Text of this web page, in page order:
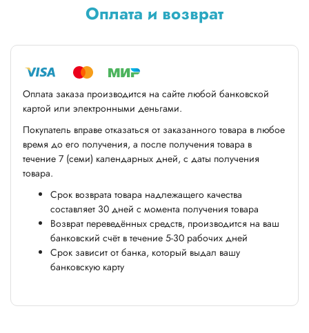
Оплата и возврат
Оплата заказа производится на сайте любой банковской
картой или электронными деньгами.
Покупатель вправе отказаться от заказанного товара в любое
время до его получения, а после получения товара в
течение 7 (семи) календарных дней, с даты получения
товара.
Срок возврата товара надлежащего качества
составляет 30 дней с момента получения товара
Возврат переведённых средств, производится на ваш
банковский счёт в течение 5-30 рабочих дней
Срок зависит от банка, который выдал вашу
банковскую карту